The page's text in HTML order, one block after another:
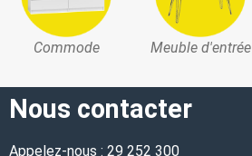
Commode Meuble d'entrée
Nous contacter
Appelez-nous : 29 252 300